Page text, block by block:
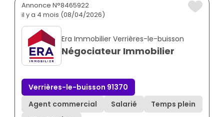
Annonce N°8465922
il y a 4 mois (08/04/2026)
Era Immobilier Verrières-le-buisson
Négociateur Immobilier
Verrières-le-buisson 91370
Agent commercial
Salarié
Temps plein